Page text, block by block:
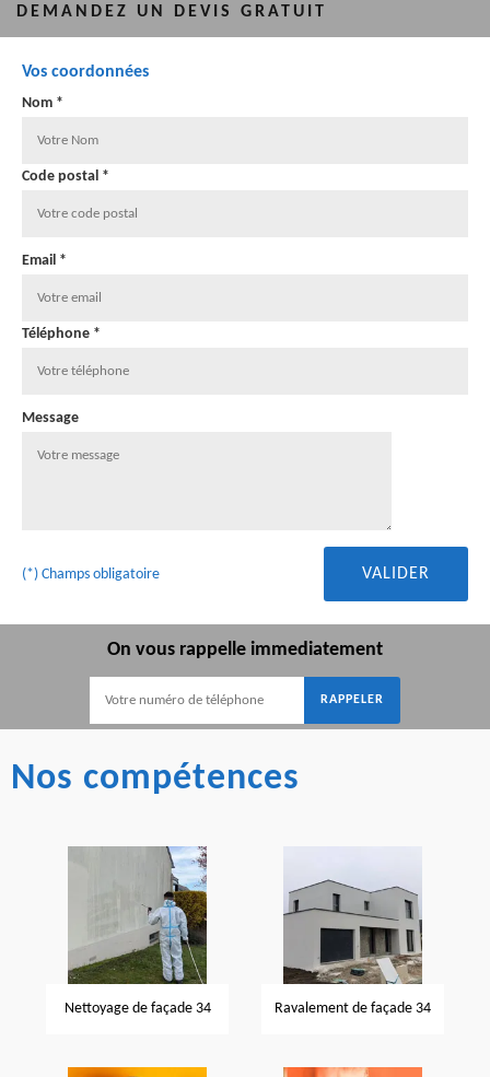
DEMANDEZ UN DEVIS GRATUIT
Vos coordonnées
Nom *
Code postal *
Email *
Téléphone *
Message
(*) Champs obligatoire
On vous rappelle immediatement
Nos compétences
Nettoyage de façade 34 Ravalement de façade 34